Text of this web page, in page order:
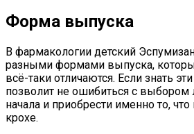
Форма выпуска
В фармакологии детский
разными формами выпуска,
всё-таки отличаются. Если знать
позволит не ошибиться с выбором
начала и приобрести именно то,
крохе.